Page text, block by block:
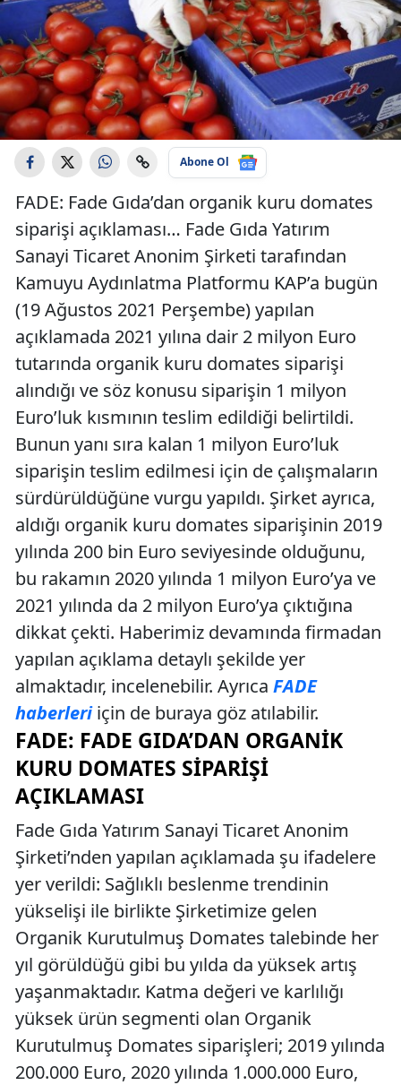
Abone Ol
FADE: Fade Gıda’dan organik kuru domates
siparişi açıklaması… Fade Gıda Yatırım
Sanayi Ticaret Anonim Şirketi tarafından
Kamuyu Aydınlatma Platformu KAP’a bugün
(19 Ağustos 2021 Perşembe) yapılan
açıklamada 2021 yılına dair 2 milyon Euro
tutarında organik kuru domates siparişi
alındığı ve söz konusu siparişin 1 milyon
Euro’luk kısmının teslim edildiği belirtildi.
Bunun yanı sıra kalan 1 milyon Euro’luk
siparişin teslim edilmesi için de çalışmaların
sürdürüldüğüne vurgu yapıldı. Şirket ayrıca,
aldığı organik kuru domates siparişinin 2019
yılında 200 bin Euro seviyesinde olduğunu,
bu rakamın 2020 yılında 1 milyon Euro’ya ve
2021 yılında da 2 milyon Euro’ya çıktığına
dikkat çekti. Haberimiz devamında firmadan
yapılan açıklama detaylı şekilde yer
almaktadır, incelenebilir. Ayrıca FADE
haberleri için de buraya göz atılabilir.
FADE: FADE GIDA’DAN ORGANIK
KURU DOMATES SIPARIŞI
AÇIKLAMASI
Fade Gıda Yatırım Sanayi Ticaret Anonim
Şirketi’nden yapılan açıklamada şu ifadelere
yer verildi: Sağlıklı beslenme trendinin
yükselişi ile birlikte Şirketimize gelen
Organik Kurutulmuş Domates talebinde her
yıl görüldüğü gibi bu yılda da yüksek artış
yaşanmaktadır. Katma değeri ve karlılığı
yüksek ürün segmenti olan Organik
Kurutulmuş Domates siparişleri; 2019 yılında
200.000 Euro, 2020 yılında 1.000.000 Euro,